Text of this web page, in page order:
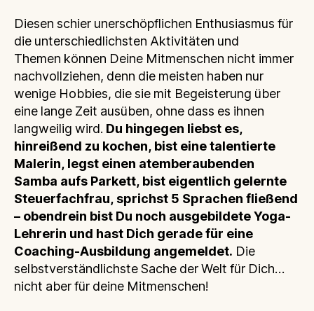
Diesen schier unerschöpflichen Enthusiasmus für
die unterschiedlichsten Aktivitäten und
Themen können Deine Mitmenschen nicht immer
nachvollziehen, denn die meisten haben nur
wenige Hobbies, die sie mit Begeisterung über
eine lange Zeit ausüben, ohne dass es ihnen
langweilig wird. Du hingegen liebst es,
hinreißend zu kochen, bist eine talentierte
Malerin, legst einen atemberaubenden
Samba aufs Parkett, bist eigentlich gelernte
Steuerfachfrau, sprichst 5 Sprachen fließend
– obendrein bist Du noch ausgebildete Yoga-
Lehrerin und hast Dich gerade für eine
Coaching-Ausbildung angemeldet. Die
selbstverständlichste Sache der Welt für Dich…
nicht aber für deine Mitmenschen!